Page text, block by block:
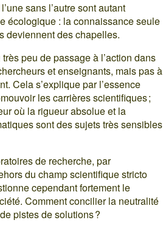
sans l’autre sont autant
écologique : la connaissance seule
deviennent des chapelles.
peu de passage à l’action dans
et enseignants, mais pas à
Cela s’explique par l’essence
les carrières scientifiques ;
où la rigueur absolue et la
sont des sujets très sensibles
de recherche, par
du champ scientifique stricto
cependant fortement le
Comment concilier la neutralité
pistes de solutions ?